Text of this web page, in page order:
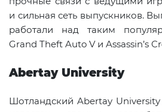
и сильная сеть выпускников.
работали над таким
Grand Theft Auto V и Assassin’s
Abertay University
Шотландский Abertay